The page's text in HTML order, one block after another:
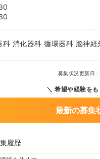
科 消化器科 循環器科 脳神経
募集状況更新日：
希望や経験を
最新の募集
履歴